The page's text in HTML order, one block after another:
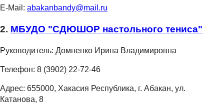
E-Mail: abakanbandy@mail.ru
2. МБУДО "СДЮШОР настольного тениса"
Руководитель: Домненко Ирина Владимировна
Телефон: 8 (3902) 22-72-46
Адрес: 655000, Хакасия Республика, г. Абакан, ул.
Катанова, 8